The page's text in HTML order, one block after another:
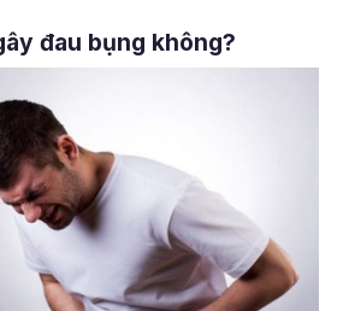
đau bụng không?